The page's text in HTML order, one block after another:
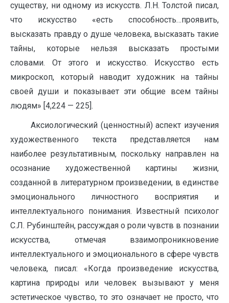
существу, ни одному из искусств. Л.Н. Толстой писал,
что искусство «есть способность…проявить,
высказать правду о душе человека, высказать такие
тайны, которые нельзя высказать простыми
словами. От этого и искусство. Искусство есть
микроскоп, который наводит художник на тайны
своей души и показывает эти общие всем тайны
людям» [4,224 — 225].
Аксиологический (ценностный) аспект изучения
художественного текста представляется нам
наиболее результативным, поскольку направлен на
осознание художественной картины жизни,
созданной в литературном произведении, в единстве
эмоционального личностного восприятия и
интеллектуального понимания. Известный психолог
С.Л. Рубинштейн, рассуждая о роли чувств в познании
искусства, отмечая взаимопроникновение
интеллектуального и эмоционального в сфере чувств
человека, писал: «Когда произведение искусства,
картина природы или человек вызывают у меня
эстетическое чувство, то это означает не просто, что